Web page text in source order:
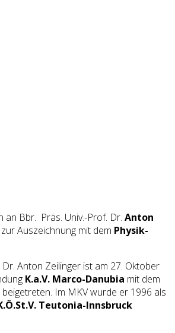
an Bbr. Präs. Univ.-Prof. Dr. Anton
zur Auszeichnung mit dem Physik-
Dr. Anton Zeilinger ist am 27. Oktober
K.a.V. Marco-Danubia mit dem
beigetreten. Im MKV wurde er 1996 als
Teutonia-Innsbruck